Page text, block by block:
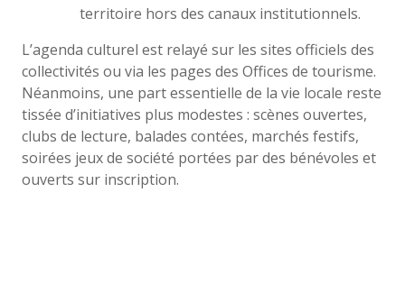
territoire hors des canaux institutionnels.
L’agenda culturel est relayé sur les sites officiels des
collectivités ou via les pages des Offices de tourisme.
Néanmoins, une part essentielle de la vie locale reste
tissée d’initiatives plus modestes : scènes ouvertes,
clubs de lecture, balades contées, marchés festifs,
soirées jeux de société portées par des bénévoles et
ouverts sur inscription.